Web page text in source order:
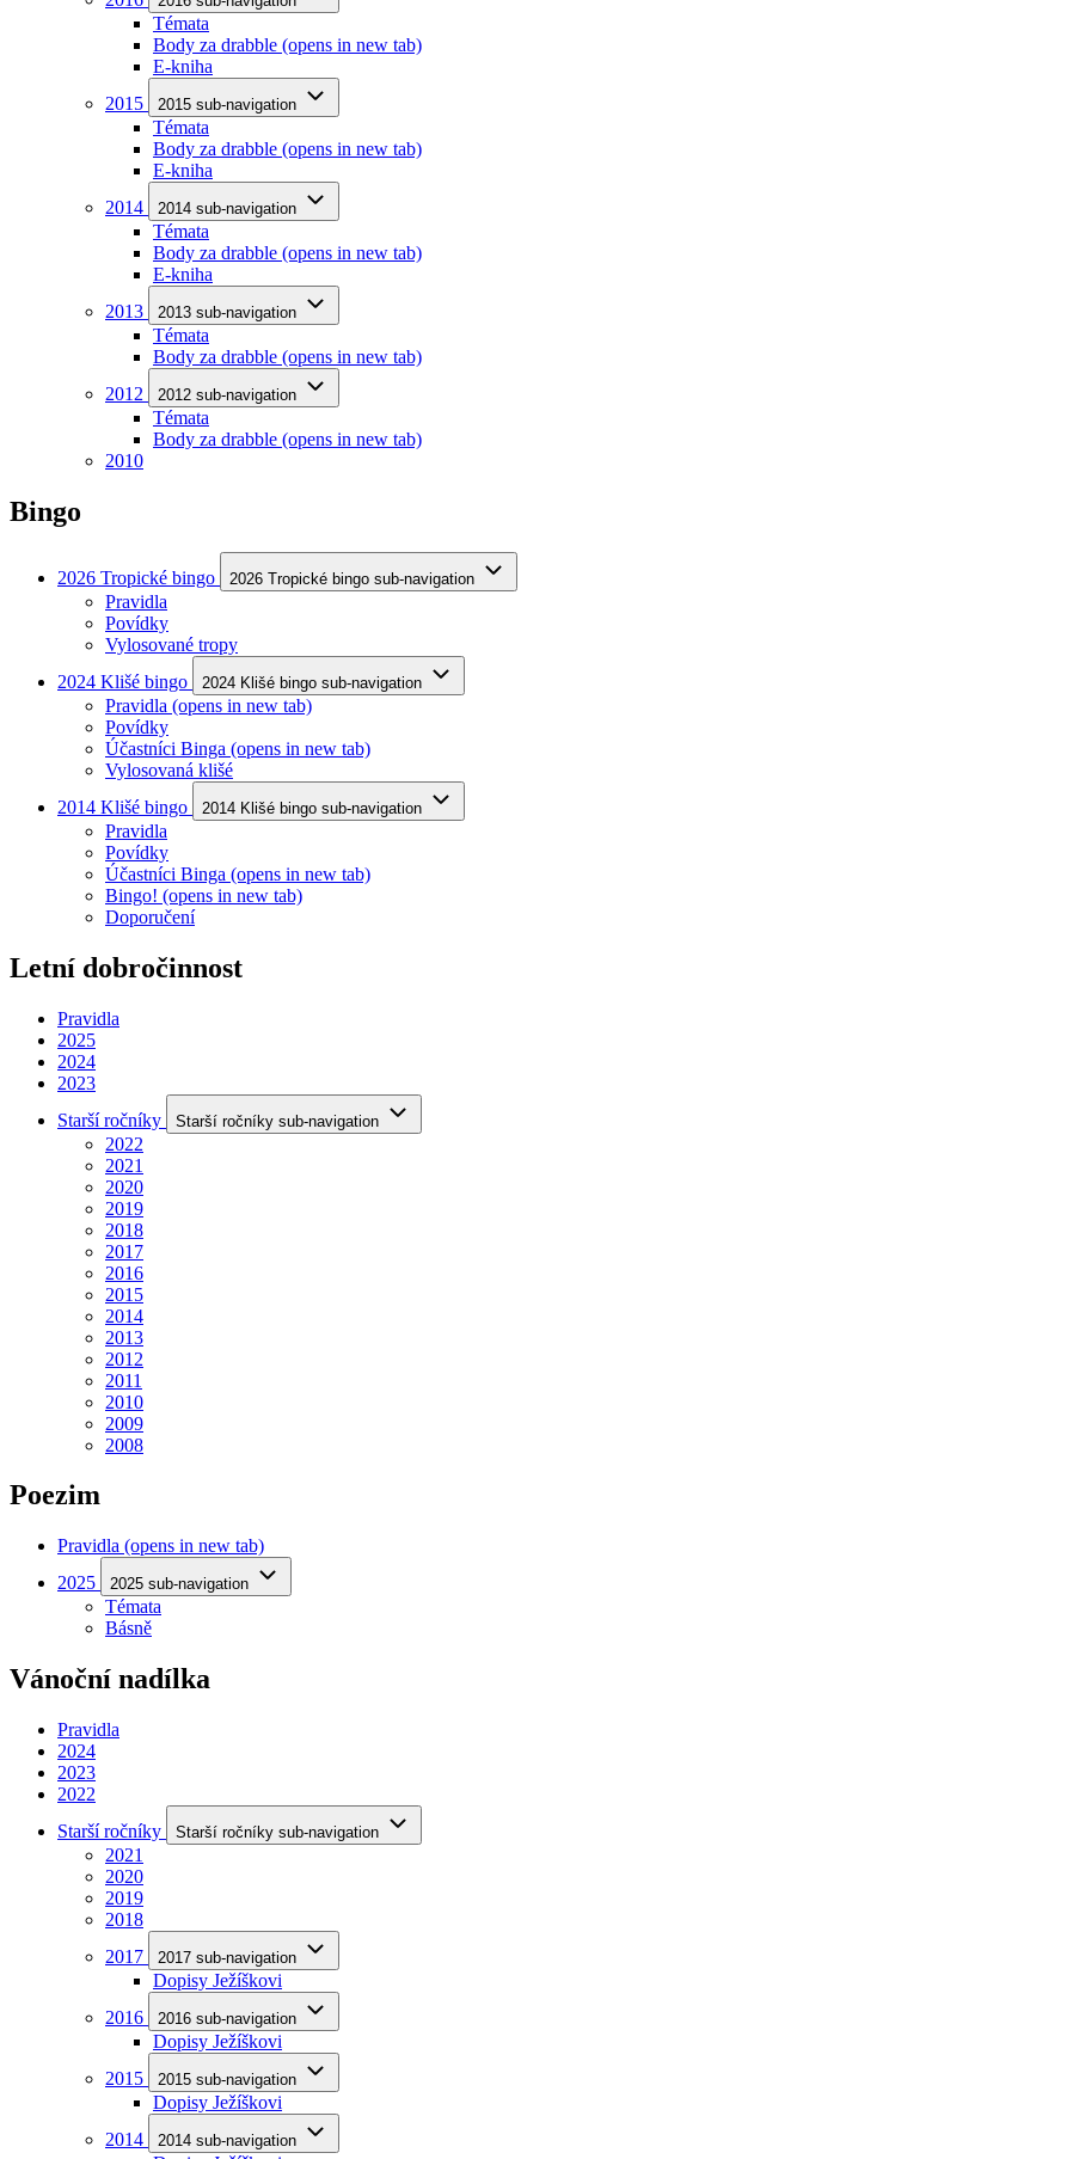
Témata
Body za drabble (opens in new tab)
E-kniha
2015
2015 sub-navigation
Témata
Body za drabble (opens in new tab)
E-kniha
2014
2014 sub-navigation
Témata
Body za drabble (opens in new tab)
E-kniha
2013
2013 sub-navigation
Témata
Body za drabble (opens in new tab)
2012
2012 sub-navigation
Témata
Body za drabble (opens in new tab)
2010
Bingo
2026 Tropické bingo 2026 Tropické bingo sub-navigation
Pravidla
Povídky
Vylosované tropy
2024 Klišé bingo
2024 Klišé bingo sub-navigation
Pravidla (opens in new tab)
Povídky
Účastníci Binga (opens in new tab)
Vylosovaná klišé
2014 Klišé bingo
2014 Klišé bingo sub-navigation
Pravidla
Povídky
Účastníci Binga (opens in new tab)
Bingo! (opens in new tab)
Doporučení
Letní dobročinnost
Pravidla
2025
2024
2023
Starší ročníky
Starší ročníky sub-navigation
2022
2021
2020
2019
2018
2017
2016
2015
2014
2013
2012
2011
2010
2009
2008
Poezim
Pravidla (opens in new tab)
2025
2025 sub-navigation
Témata
Básně
Vánoční nadílka
Pravidla
2024
2023
2022
Starší ročníky
Starší ročníky sub-navigation
2021
2020
2019
2018
2017
2017 sub-navigation
Dopisy Ježíškovi
2016
2016 sub-navigation
Dopisy Ježíškovi
2015
2015 sub-navigation
Dopisy Ježíškovi
2014
2014 sub-navigation